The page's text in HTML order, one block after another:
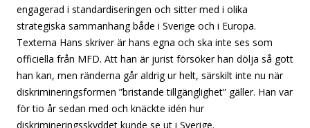
engagerad i standardiseringen och sitter med i olika
strategiska sammanhang både i Sverige och i Europa.
Texterna Hans skriver är hans egna och ska inte ses som
officiella från MFD. Att han är jurist försöker han dölja så gott
han kan, men ränderna går aldrig ur helt, särskilt inte nu när
diskrimineringsformen ”bristande tillgänglighet” gäller. Han var
för tio år sedan med och knäckte idén hur
diskrimineringsskyddet kunde se ut i Sverige.